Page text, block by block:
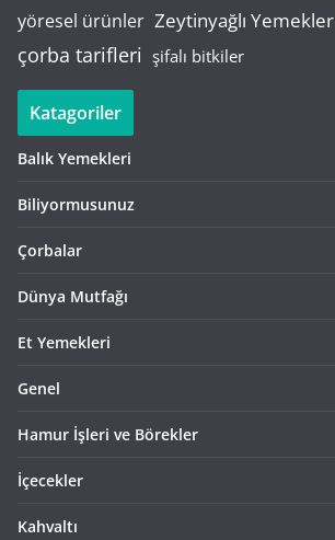
yöresel ürünler Zeytinyağlı Yemekler
çorba tarifleri şifalı bitkiler
Katagoriler
Balık Yemekleri
Biliyormusunuz
Çorbalar
Dünya Mutfağı
Et Yemekleri
Genel
Hamur İşleri ve Börekler
İçecekler
Kahvaltı